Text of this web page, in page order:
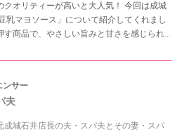
オリティーが高いと大人気！ 今回は成城
乳マヨソース」について紹介してくれまし
す商品で、やさしい旨みと甘さを感じられ
ンサー
夫
成城石井店長の夫・スパ夫とその妻・スパ